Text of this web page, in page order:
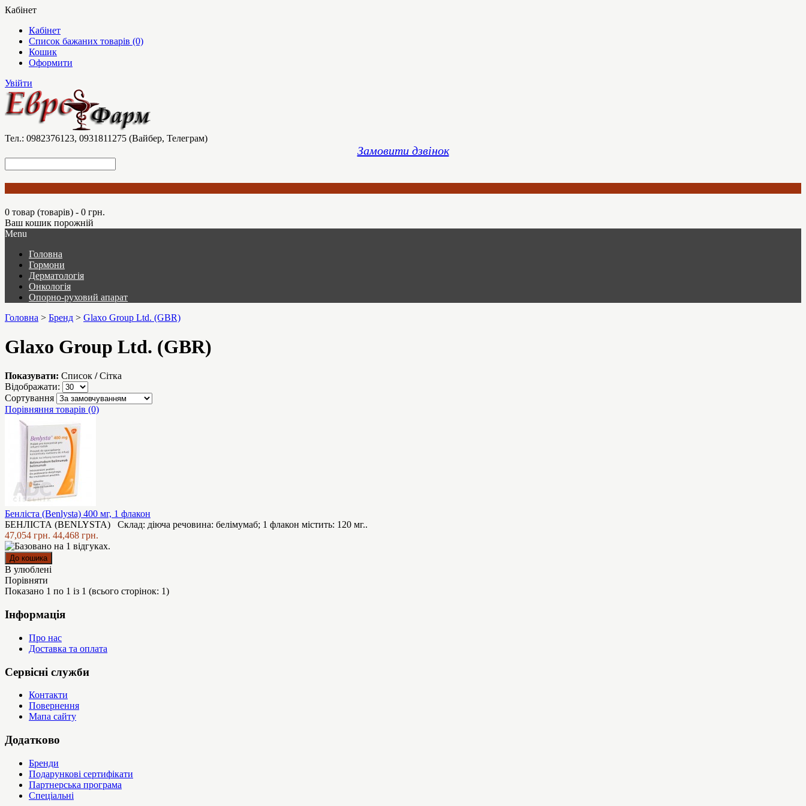
Кабінет
Кабінет
Список бажаних товарів (0)
Кошик
Оформити
Увійти
Тел.: 0982376123, 0931811275 (Вайбер, Телеграм)
Замовити дзвінок
0 товар (товарів) - 0 грн.
Ваш кошик порожній
Menu
Головна
Гормони
Дерматологія
Онкологія
Опорно-руховий апарат
Головна > Бренд > Glaxo Group Ltd. (GBR)
Glaxo Group Ltd. (GBR)
Показувати: Список / Сітка
Відображати:
Сортування
Порівняння товарів (0)
Бенліста (Benlysta) 400 мг, 1 флакон
БЕНЛІСТА (BENLYSTA) Склад: діюча речовина: белімумаб; 1 флакон містить: 120 мг..
47,054 грн. 44,468 грн.
В улюблені
Порівняти
Показано 1 по 1 із 1 (всього сторінок: 1)
Інформація
Про нас
Доставка та оплата
Сервісні служби
Контакти
Повернення
Мапа сайту
Додатково
Бренди
Подарункові сертифікати
Партнерська програма
Спеціальні